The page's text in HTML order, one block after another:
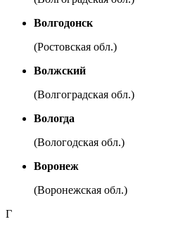
Волгодонск
(Ростовская обл.)
Волжский
(Волгоградская обл.)
Вологда
(Вологодская обл.)
Воронеж
(Воронежская обл.)
Г